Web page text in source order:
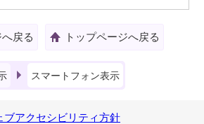
戻る トップページへ戻る
スマートフォン表示
ブアクセシビリティ方針